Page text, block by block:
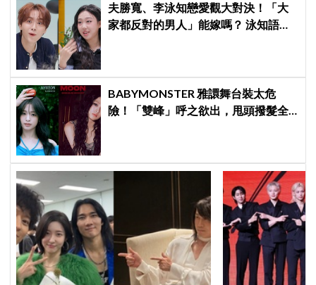
夫勝寬、李泳知戀愛觀大對決！「大
家都反對的男人」能嫁嗎？ 泳知語出
BABYMONSTER 雅譞舞台裝太危
險！「雙峰」呼之欲出，甩頭撥髮全